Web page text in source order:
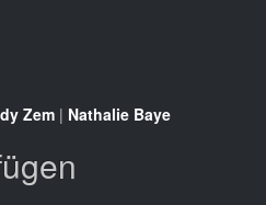
Zem | Nathalie Baye